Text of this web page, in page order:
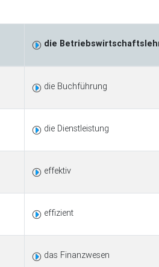
die
die Buchführung
die Dienstleistung
effektiv
effizient
das Finanzwesen